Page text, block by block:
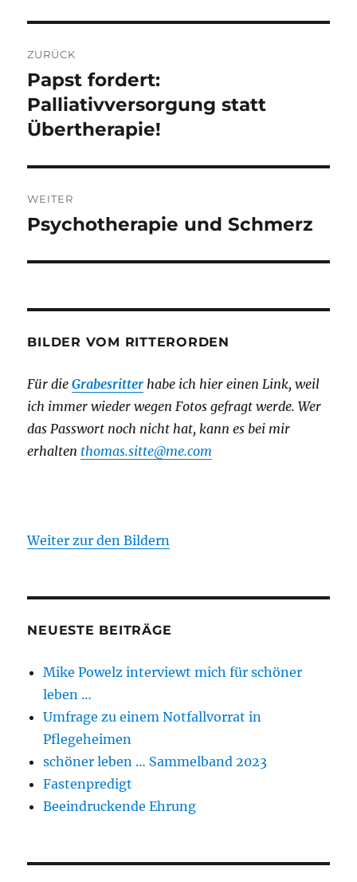
ZURÜCK
Vorheriger
Beitrag:
Papst fordert:
Palliativversorgung statt
Übertherapie!
WEITER
Nächster
Psychotherapie und Schmerz
BILDER VOM RITTERORDEN
Für dieGrabesritter habe ich hier einen Link,weil
ich immer wieder wegen Fotos gefragt werde. Wer
das Passwort noch nicht hat, kann es bei mir
erhalten thomas.sitte@me.com
Weiter zur den Bildern
NEUESTE BEITRÄGE
Mike Powelz interviewt mich für schöner
leben …
Umfrage zu einem Notfallvorrat in
Pflegeheimen
schöner leben … Sammelband 2023
Fastenpredigt
Beeindruckende Ehrung